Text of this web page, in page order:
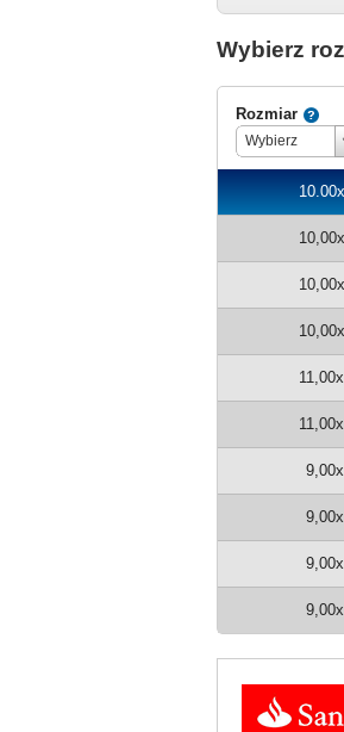
Wybierz
Rozmiar
Wybierz